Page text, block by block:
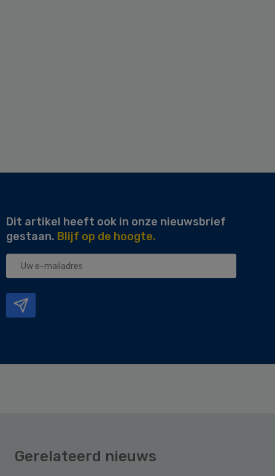
Dit artikel heeft ook in onze nieuwsbrief
gestaan. Blijf op de hoogte.
Uw
Gerelateerd nieuws